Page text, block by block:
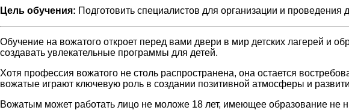
Цель обучения: Подготовить специалистов для организации и проведения
Обучение на вожатого откроет перед вами двери в мир детских лагерей и
создавать увлекательные программы для детей.
Хотя профессия вожатого не столь распространена, она остается
вожатые играют ключевую роль в создании позитивной атмосферы и
Вожатым может работать лицо не моложе 18 лет, имеющее образование не